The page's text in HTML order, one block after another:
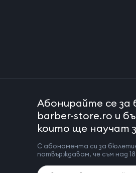
Абонирайте се за
barber-store.ro и
които ще научат
С абонамента си за
потвърждавам, че съм над 18